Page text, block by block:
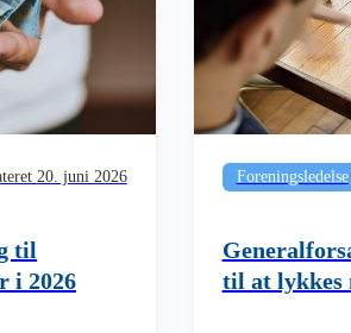
20. juni 2026
til
i 2026
Foreningsledelse
til at lykkes